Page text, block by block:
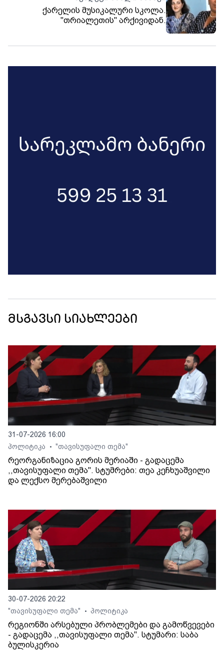
ქარელის მუსიკალური სკოლა.
"თრიალეთის" არქივიდან.
მსგავსი სიახლეები
31-07-2026 16:00
პოლიტიკა
• "თავისუფალი თემა"
რეორგანიზაცია გორის მერიაში - გადაცემა
,,თავისუფალი თემა". სტუმრები: თეა კეჩხუაშვილი
და ლექსო მერებაშვილი
30-07-2026 20:22
"თავისუფალი თემა"
• პოლიტიკა
რეგიონში არსებული პრობლემები და გამოწვევები
- გადაცემა ,,თავისუფალი თემა". სტუმარი: საბა
ბულისკერია